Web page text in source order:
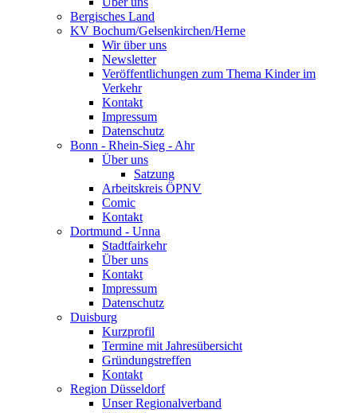
Bergisches Land
KV Bochum/Gelsenkirchen/Herne
Wir über uns
Newsletter
Veröffentlichungen zum Thema Kinder im
Verkehr
Kontakt
Impressum
Datenschutz
Bonn - Rhein-Sieg - Ahr
Über uns
Satzung
Arbeitskreis ÖPNV
Comic
Kontakt
Dortmund - Unna
Stadtfairkehr
Über uns
Kontakt
Impressum
Datenschutz
Duisburg
Kurzprofil
Termine mit Jahresübersicht
Gründungstreffen
Kontakt
Region Düsseldorf
Unser Regionalverband